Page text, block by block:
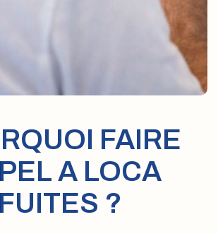
FAIRE
A LOCA
FUITES ?